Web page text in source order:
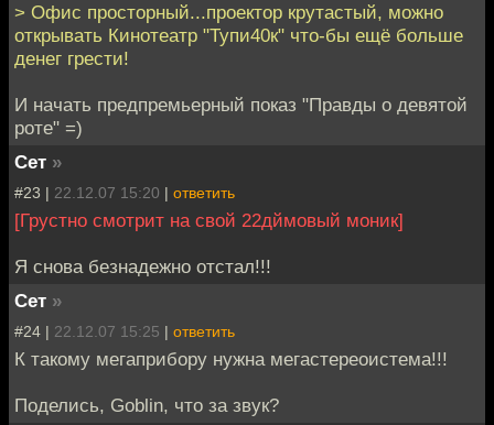
> Офис просторный...проектор крутастый, можно
открывать Кинотеатр "Тупи40к" что-бы ещё больше
денег грести!
И начать предпремьерный показ "Правды о девятой
роте" =)
Сет »
#23 | 22.12.07 15:20 | ответить
[Грустно смотрит на свой 22дймовый моник]
Я снова безнадежно отстал!!!
Сет »
#24 | 22.12.07 15:25 | ответить
К такому мегаприбору нужна мегастереоистема!!!
Поделись, Goblin, что за звук?